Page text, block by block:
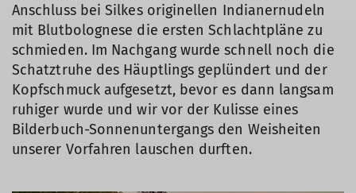
Anschluss bei Silkes originellen Indianernudeln
mit Blutbolognese die ersten Schlachtpläne zu
schmieden. Im Nachgang wurde schnell noch die
Schatztruhe des Häuptlings geplündert und der
Kopfschmuck aufgesetzt, bevor es dann langsam
ruhiger wurde und wir vor der Kulisse eines
Bilderbuch-Sonnenuntergangs den Weisheiten
unserer Vorfahren lauschen durften.